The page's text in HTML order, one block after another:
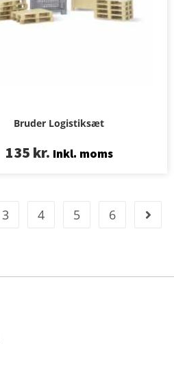
Bruder Logistiksæt
135 kr. Inkl. moms
3 4 5 6